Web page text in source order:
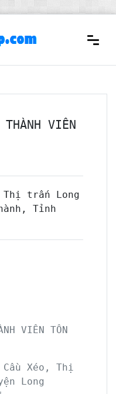
THÀNH VIÊN
Thị trấn Long
Tỉnh
VIÊN TÔN
Xéo, Thị
Long